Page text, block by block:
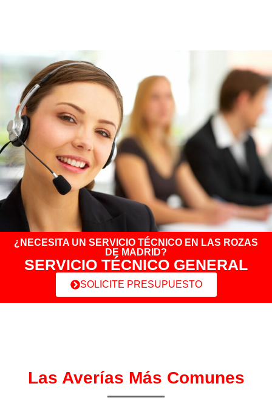
¿NECESITA UN SERVICIO TÉCNICO EN LAS ROZAS
DE MADRID?
SERVICIO TÉCNICO GENERAL
SOLICITE PRESUPUESTO
Las Averías Más Comunes